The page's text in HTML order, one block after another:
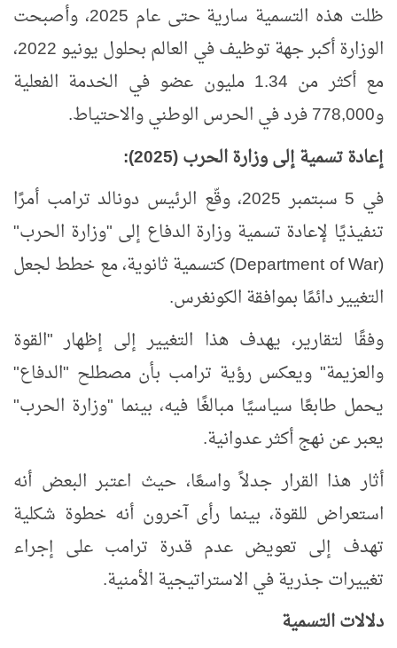
ظلت هذه التسمية سارية حتى عام 2025، وأصبحت
الوزارة أكبر جهة توظيف في العالم بحلول يونيو 2022،
مع أكثر من 1.34 مليون عضو في الخدمة الفعلية
و778,000 فرد في الحرس الوطني والاحتياط.
إعادة تسمية إلى وزارة الحرب (2025):
في 5 سبتمبر 2025، وقّع الرئيس دونالد ترامب أمرًا
تنفيذيًا لإعادة تسمية وزارة الدفاع إلى "وزارة الحرب"
(
Department of War) كتسمية ثانوية، مع خطط لجعل
التغيير دائمًا بموافقة الكونغرس.
وفقًا لتقارير، يهدف هذا التغيير إلى إظهار "القوة
والعزيمة" ويعكس رؤية ترامب بأن مصطلح "الدفاع"
يحمل طابعًا سياسيًا مبالغًا فيه، بينما "وزارة الحرب"
يعبر عن نهج أكثر عدوانية.
أثار هذا القرار جدلاً واسعًا، حيث اعتبر البعض أنه
استعراض للقوة، بينما رأى آخرون أنه خطوة شكلية
تهدف إلى تعويض عدم قدرة ترامب على إجراء
تغييرات جذرية في الاستراتيجية الأمنية.
دلالات التسمية